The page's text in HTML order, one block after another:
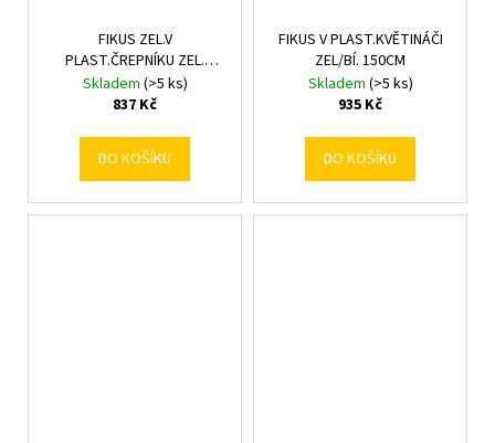
FIKUS ZEL.V
PLAST.ČREPNÍKU ZEL.
150CM
Skladem (>5 ks)
837 Kč
DO KOŠÍKU
FIKUS V PLAST.KVĚTINÁČI
ZEL/BÍ. 150CM
Skladem (>5 ks)
935 Kč
DO KOŠÍKU